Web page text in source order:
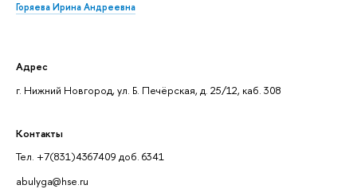
Горяева Ирина Андреевна
Адрес
г. Нижний Новгород, ул. Б. Печёрская, д. 25/12, каб. 308
Контакты
Тел. +7(831)4367409 доб. 6341
abulyga@hse.ru